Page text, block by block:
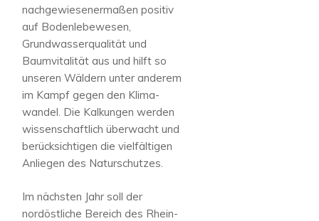
nachgewiesenermaßen positiv
auf Bodenlebewesen,
Grundwasserqualität und
Baumvitalität aus und hilft so
unseren Wäldern unter anderem
im Kampf gegen den Klima-
wandel. Die Kalkungen werden
wissenschaftlich überwacht und
berücksichtigen die vielfältigen
Anliegen des Naturschutzes.
Im nächsten Jahr soll der
nordöstliche Bereich des Rhein-